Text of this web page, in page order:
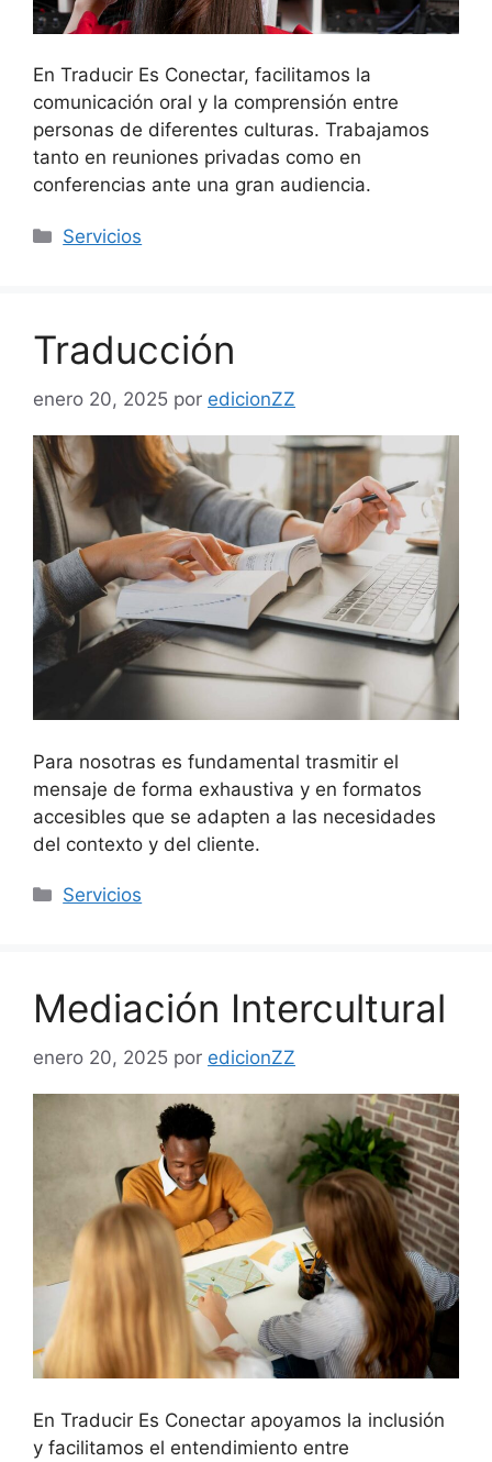
En Traducir Es Conectar, facilitamos la
comunicación oral y la comprensión entre
personas de diferentes culturas. Trabajamos
tanto en reuniones privadas como en
conferencias ante una gran audiencia.
Categorías
Servicios
Traducción
enero 20, 2025 por edicionZZ
Para nosotras es fundamental trasmitir el
mensaje de forma exhaustiva y en formatos
accesibles que se adapten a las necesidades
del contexto y del cliente.
Categorías
Servicios
Mediación Intercultural
enero 20, 2025 por edicionZZ
En Traducir Es Conectar apoyamos la inclusión
y facilitamos el entendimiento entre